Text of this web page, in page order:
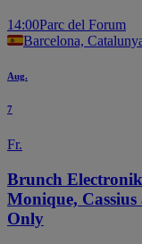
14:00Parc del Forum
Barcelona,
Aug.
7
Fr.
Brunch
Monique,
Only